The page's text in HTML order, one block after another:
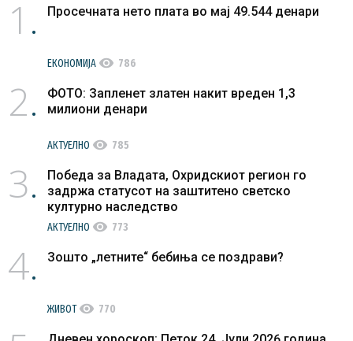
1 Просечната нето плата во мај 49.544 денари
ЕКОНОМИЈА visibility 786
2
ФОТО: Запленет златен накит вреден 1,3
милиони денари
АКТУЕЛНО visibility 785
3
Победа за Владата, Охридскиот регион го
задржа статусот на заштитено светско
културно наследство
АКТУЕЛНО visibility 773
4 Зошто „летните“ бебиња се поздрави?
ЖИВОТvisibility 770